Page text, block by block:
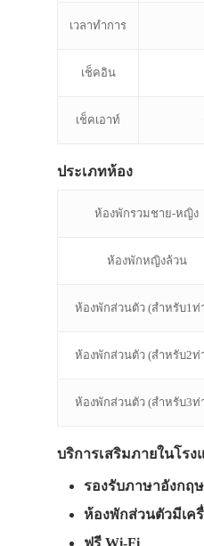
เวลาทำการ
เช็คอิน
เช็คเอาท์
ประเภทห้อง
ห้องพักรวมชาย-หญิง
ห้องพักหญิงล้วน
ห้องพักส่วนตัว (สำหรับ1ท่
ห้องพักส่วนตัว (สำหรับ2ท่
ห้องพักส่วนตัว (สำหรับ3ท่
บริการเสริมภายในโรง
รองรับภาษาอังกฤษ
ห้องพักส่วนตัวมีเค
ฟรี Wi-Fi